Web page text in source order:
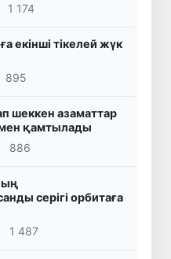
1 174
екінші тікелей жүк
895
шеккен азаматтар
қамтылады
886
серігі орбитаға
1 487